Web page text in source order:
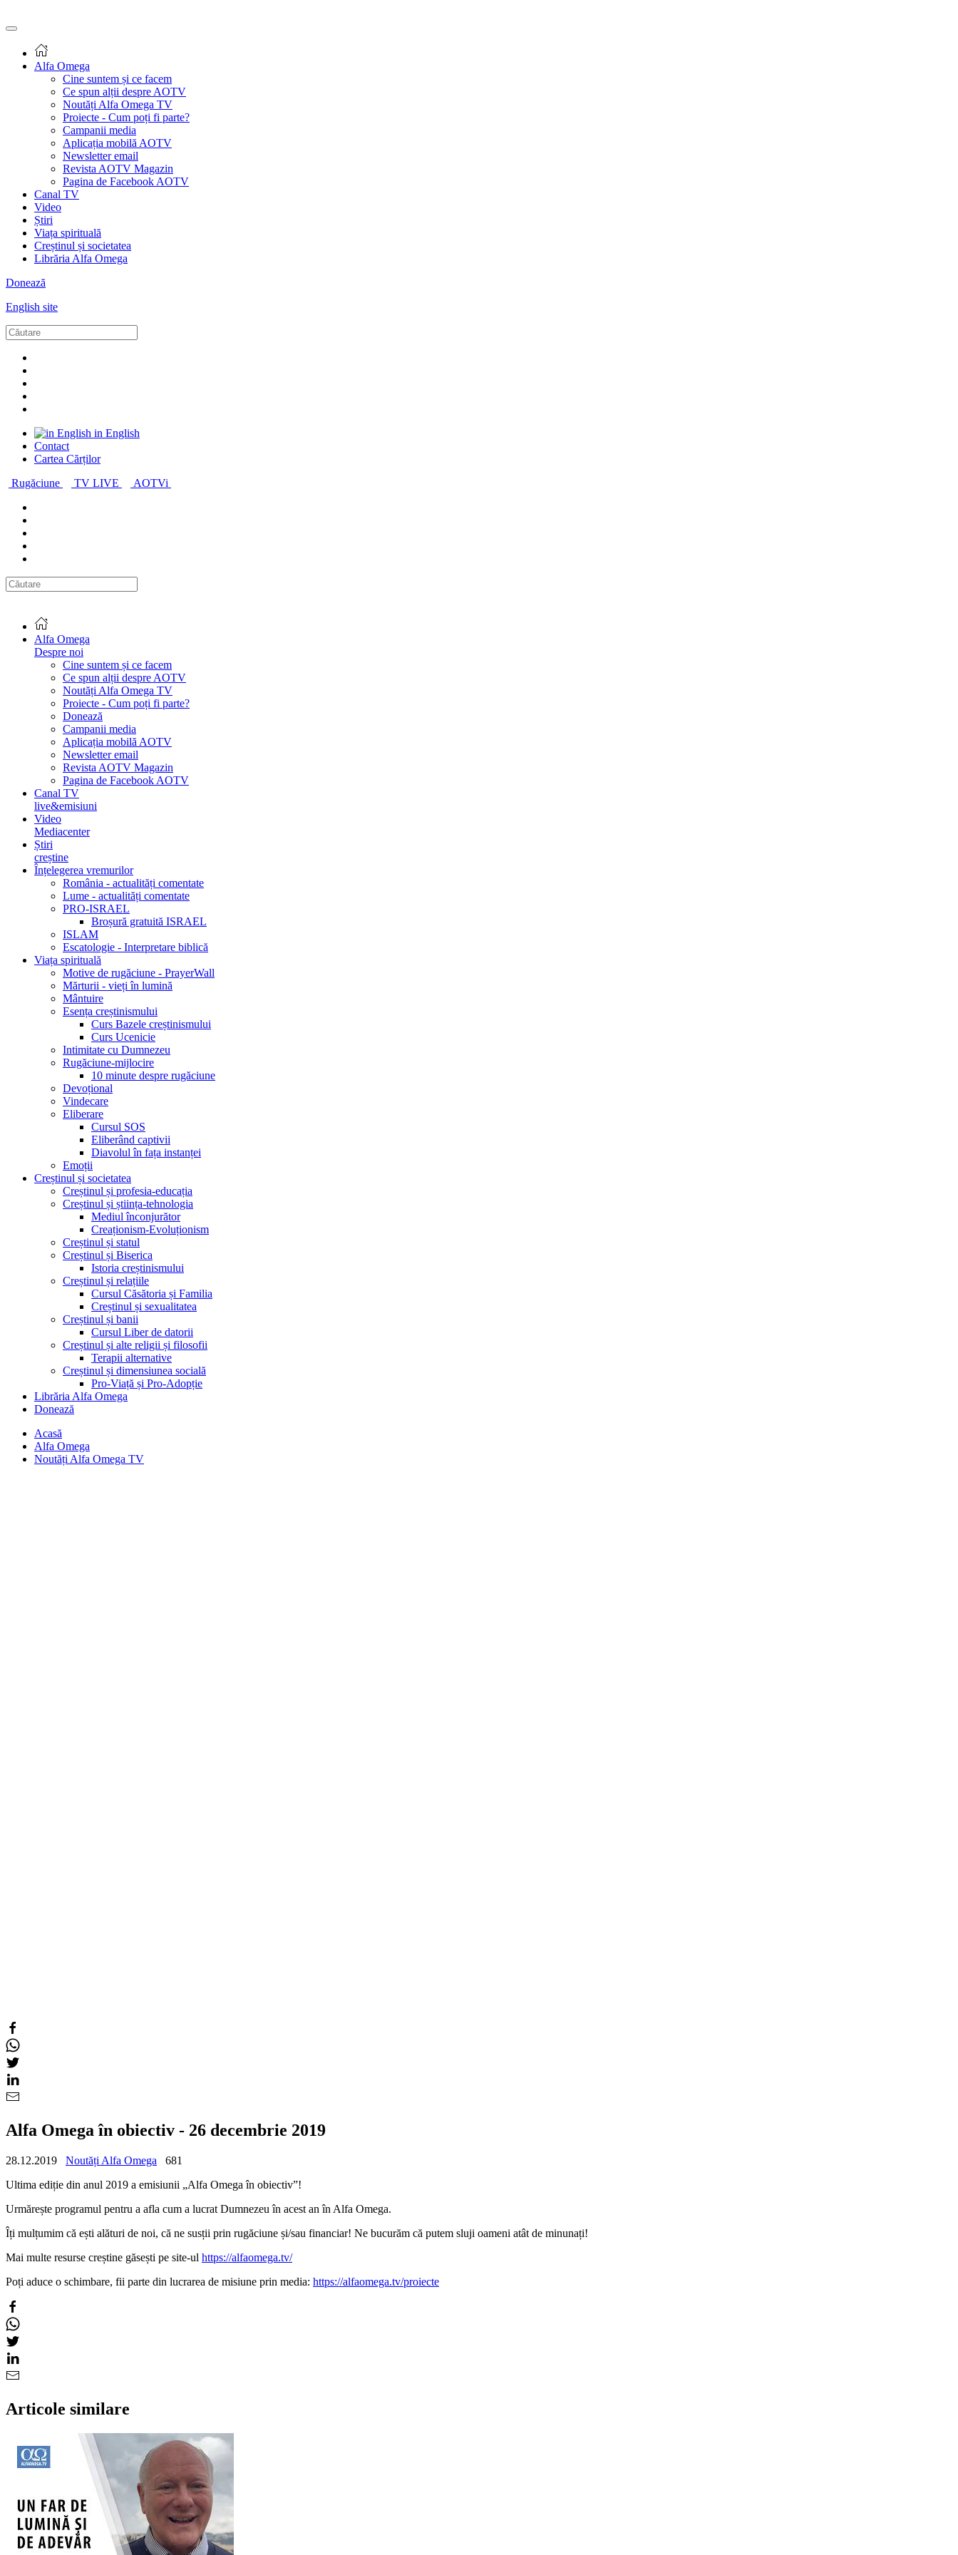
Alfa Omega
Cine suntem și ce facem
Ce spun alții despre AOTV
Noutăți Alfa Omega TV
Proiecte - Cum poți fi parte?
Campanii media
Aplicația mobilă AOTV
Newsletter email
Revista AOTV Magazin
Pagina de Facebook AOTV
Canal TV
Video
Știri
Viața spirituală
Creștinul și societatea
Librăria Alfa Omega
Donează
English site
in English
Contact
Cartea Cărților
Rugăciune
TV LIVE AOTVi
Alfa Omega
Despre noi
Cine suntem și ce facem
Ce spun alții despre AOTV
Noutăți Alfa Omega TV
Proiecte - Cum poți fi parte?
Donează
Campanii media
Aplicația mobilă AOTV
Newsletter email
Revista AOTV Magazin
Pagina de Facebook AOTV
Canal TV
live&emisiuni
Video
Mediacenter
Știri
creștine
Înțelegerea vremurilor
România - actualități comentate
Lume - actualități comentate
PRO-ISRAEL
Broșură gratuită ISRAEL
ISLAM
Escatologie - Interpretare biblică
Viața spirituală
Motive de rugăciune - PrayerWall
Mărturii - vieți în lumină
Mântuire
Esența creștinismului
Curs Bazele creștinismului
Curs Ucenicie
Intimitate cu Dumnezeu
Rugăciune-mijlocire
10 minute despre rugăciune
Devoțional
Vindecare
Eliberare
Cursul SOS
Eliberând captivii
Diavolul în fața instanței
Emoții
Creștinul și societatea
Creștinul și profesia-educația
Creștinul și știința-tehnologia
Mediul înconjurător
Creaționism-Evoluționism
Creștinul și statul
Creștinul și Biserica
Istoria creștinismului
Creștinul și relațiile
Cursul Căsătoria și Familia
Creștinul și sexualitatea
Creștinul și banii
Cursul Liber de datorii
Creștinul și alte religii și filosofii
Terapii alternative
Creștinul și dimensiunea socială
Pro-Viață și Pro-Adopție
Librăria Alfa Omega
Donează
Acasă
Alfa Omega
Noutăți Alfa Omega TV
Alfa Omega în obiectiv - 26 decembrie 2019
28.12.2019 Noutăți Alfa Omega
681
Ultima ediție din anul 2019 a emisiunii „Alfa Omega în obiectiv”!
Urmărește programul pentru a afla cum a lucrat Dumnezeu în acest an în Alfa Omega.
Îți mulțumim că ești alături de noi, că ne susții prin rugăciune și/sau financiar! Ne bucurăm că putem sluji oameni atât de minunați!
Mai multe resurse creștine găsești pe site-ul https://alfaomega.tv/
Poți aduce o schimbare, fii parte din lucrarea de misiune prin media: https://alfaomega.tv/proiecte
Articole similare